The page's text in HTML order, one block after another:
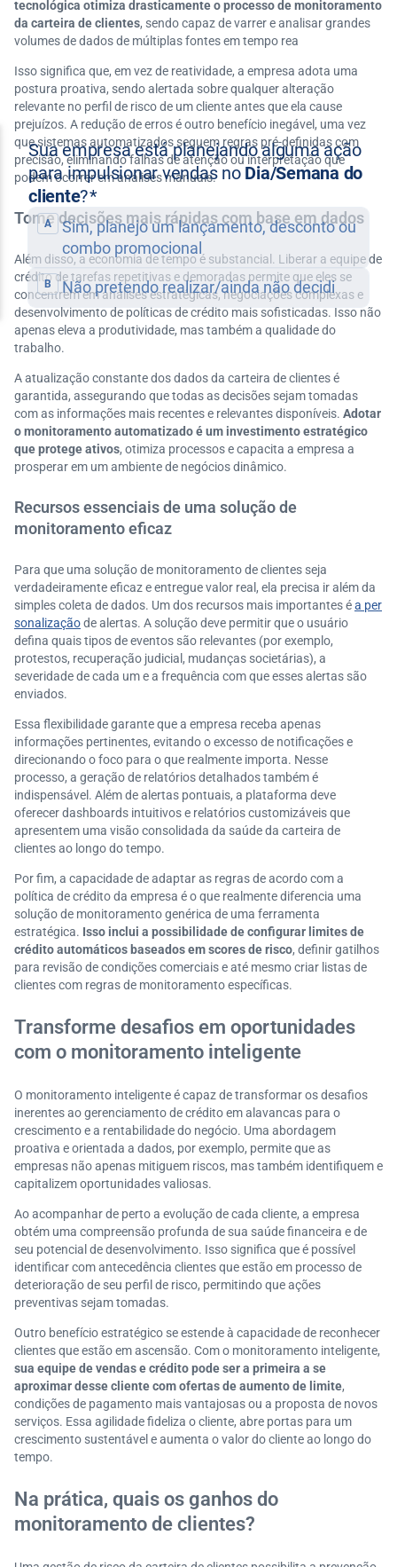
tecnológica otimiza drasticamente o processo de monitoramento
da carteira de clientes, sendo capaz de varrer e analisar grandes
volumes de dados de múltiplas fontes em tempo rea
Isso significa que, em vez de reatividade, a empresa adota uma
postura proativa, sendo alertada sobre qualquer alteração
relevante no perfil de risco de um cliente antes que ela cause
prejuízos. A redução de erros é outro benefício inegável, uma vez
que sistemas automatizados seguem regras pré-definidas com
precisão, eliminando falhas de atenção ou interpretação que
podem ocorrer em análises manuais.
Tome decisões mais rápidas com base em dados
Além disso, a economia de tempo é substancial. Liberar a equipe de
crédito de tarefas repetitivas e demoradas permite que eles se
concentrem em análises estratégicas, negociações complexas e
desenvolvimento de políticas de crédito mais sofisticadas. Isso não
apenas eleva a produtividade, mas também a qualidade do
trabalho.
A atualização constante dos dados da carteira de clientes é
garantida, assegurando que todas as decisões sejam tomadas
com as informações mais recentes e relevantes disponíveis. Adotar
o monitoramento automatizado é um investimento estratégico
que protege ativos, otimiza processos e capacita a empresa a
prosperar em um ambiente de negócios dinâmico.
Recursos essenciais de uma solução de
monitoramento eficaz
Para que uma solução de monitoramento de clientes seja
verdadeiramente eficaz e entregue valor real, ela precisa ir além da
simples coleta de dados. Um dos recursos mais importantes éa per
sonalizaçãode alertas. A solução deve permitir que o usuário
defina quais tipos de eventos são relevantes (por exemplo,
protestos, recuperação judicial, mudanças societárias), a
severidade de cada um e a frequência com que esses alertas são
enviados.
Essa flexibilidade garante que a empresa receba apenas
informações pertinentes, evitando o excesso de notificações e
direcionando o foco para o que realmente importa. Nesse
processo, a geração de relatórios detalhados também é
indispensável. Além de alertas pontuais, a plataforma deve
oferecer dashboards intuitivos e relatórios customizáveis que
apresentem uma visão consolidada da saúde da carteira de
clientes ao longo do tempo.
Por fim, a capacidade de adaptar as regras de acordo com a
política de crédito da empresa é o que realmente diferencia uma
solução de monitoramento genérica de uma ferramenta
estratégica. Isso inclui a possibilidade de configurar limites de
crédito automáticos baseados em scores de risco, definir gatilhos
para revisão de condições comerciais e até mesmo criar listas de
clientes com regras de monitoramento específicas.
Transforme desafios em oportunidades
com o monitoramento inteligente
O monitoramento inteligente é capaz de transformar os desafios
inerentes ao gerenciamento de crédito em alavancas para o
crescimento e a rentabilidade do negócio. Uma abordagem
proativa e orientada a dados, por exemplo, permite que as
empresas não apenas mitiguem riscos, mas também identifiquem e
capitalizem oportunidades valiosas.
Ao acompanhar de perto a evolução de cada cliente, a empresa
obtém uma compreensão profunda de sua saúde financeira e de
seu potencial de desenvolvimento. Isso significa que é possível
identificar com antecedência clientes que estão em processo de
deterioração de seu perfil de risco, permitindo que ações
preventivas sejam tomadas.
Outro benefício estratégico se estende à capacidade de reconhecer
clientes que estão em ascensão. Com o monitoramento inteligente,
sua equipe de vendas e crédito pode ser a primeira a se
aproximar desse cliente com ofertas de aumento de limite,
condições de pagamento mais vantajosas ou a proposta de novos
serviços. Essa agilidade fideliza o cliente, abre portas para um
crescimento sustentável e aumenta o valor do cliente ao longo do
tempo.
Na prática, quais os ganhos do
monitoramento de clientes?